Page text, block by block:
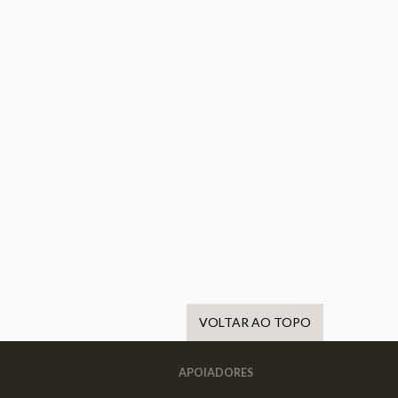
VOLTAR AO TOPO
APOIADORES